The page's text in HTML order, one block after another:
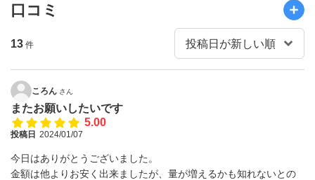
口コミ
13 件
ころん さん
またお願いしたいです
5.00
投稿日 2024/01/07
今日はありがとうございました。
金額は他よりお安く出来ましたが、量が増えるかも知れないとの